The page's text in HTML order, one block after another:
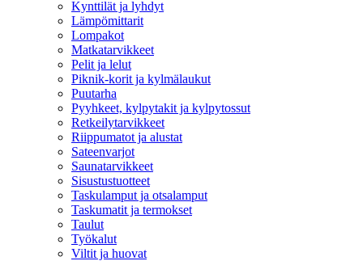
Kynttilät ja lyhdyt
Lämpömittarit
Lompakot
Matkatarvikkeet
Pelit ja lelut
Piknik-korit ja kylmälaukut
Puutarha
Pyyhkeet, kylpytakit ja kylpytossut
Retkeilytarvikkeet
Riippumatot ja alustat
Sateenvarjot
Saunatarvikkeet
Sisustustuotteet
Taskulamput ja otsalamput
Taskumatit ja termokset
Taulut
Työkalut
Viltit ja huovat